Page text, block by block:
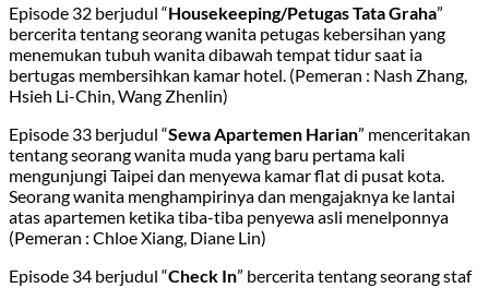
Episode 32 berjudul “Housekeeping/Petugas Tata Graha”
bercerita tentang seorang wanita petugas kebersihan yang
menemukan tubuh wanita dibawah tempat tidur saat ia
bertugas membersihkan kamar hotel. (Pemeran : Nash Zhang,
Hsieh Li-Chin, Wang Zhenlin)
Episode 33 berjudul “Sewa Apartemen Harian” menceritakan
tentang seorang wanita muda yang baru pertama kali
mengunjungi Taipei dan menyewa kamar flat di pusat kota.
Seorang wanita menghampirinya dan mengajaknya ke lantai
atas apartemen ketika tiba-tiba penyewa asli menelponnya
(Pemeran : Chloe Xiang, Diane Lin)
Episode 34 berjudul “Check In” bercerita tentang seorang staf